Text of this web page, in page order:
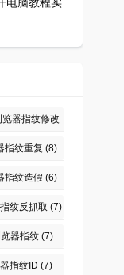
览器指纹修改
插件(6)
指纹重复 (8)
指纹造假 (6)
纹反抓取 (7)
器指纹(7)
指纹ID (7)